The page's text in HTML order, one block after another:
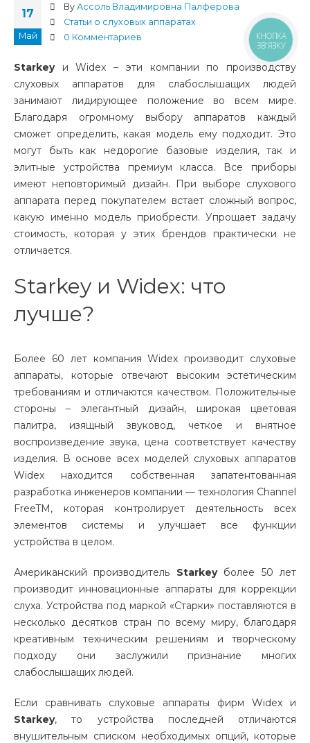
17
Май
By Ассоль Владимировна Палферова
Статьи о слуховых аппаратах
0 Комментариев
Starkeyи Widex – эти компании по производству
слуховых аппаратов для слабослышащих людей
занимают лидирующее положение во всем мире.
Благодаря огромному выбору аппаратов каждый
сможет определить, какая модель ему подходит. Это
могут быть как недорогие базовые изделия, так и
элитные устройства премиум класса. Все приборы
имеют неповторимый дизайн. При выборе слухового
аппарата перед покупателем встает сложный вопрос,
какую именно модель приобрести. Упрощает задачу
стоимость, которая у этих брендов практически не
отличается.
Starkey и Widex: что
лучше?
Более 60 лет компания Widex производит слуховые
аппараты, которые отвечают высоким эстетическим
требованиям и отличаются качеством. Положительные
стороны – элегантный дизайн, широкая цветовая
палитра, изящный звуковод, четкое и внятное
воспроизведение звука, цена соответствует качеству
изделия. В основе всех моделей слуховых аппаратов
Widex находится собственная запатентованная
разработка инженеров компании — технология Channel
FreeTM, которая контролирует деятельность всех
элементов системы и улучшает все функции
устройства в целом.
Американский производитель Starkeyболее 50 лет
производит инновационные аппараты для коррекции
слуха. Устройства под маркой «Старки» поставляются в
несколько десятков стран по всему миру, благодаря
креативным техническим решениям и творческому
подходу они заслужили признание многих
слабослышащих людей.
Если сравнивать слуховые аппараты фирм Widex и
Starkey, то устройства последней отличаются
внушительным списком необходимых опций, которые
КНОПКА
ЗВ'ЯЗКУ